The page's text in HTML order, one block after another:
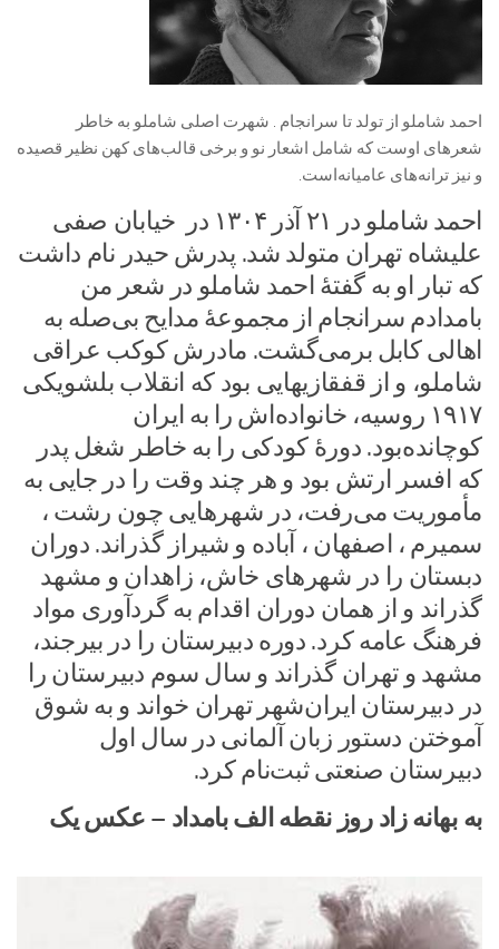
احمد شاملو از تولد تا سرانجام . شهرت اصلی شاملو به خاطر
شعرهای اوست که شامل اشعار نو و برخی قالب‌های کهن نظیر قصیده
و نیز ترانه‌های عامیانه‌است.
احمد شاملو در ۲۱ آذر ۱۳۰۴ در خیابان صفی
علیشاه تهران متولد شد. پدرش حیدر نام داشت
که تبار او به گفتهٔ احمد شاملو در شعر من
بامدادم سرانجام از مجموعهٔ مدایح بی‌صله به
اهالی کابل برمی‌گشت. مادرش کوکب عراقی
شاملو، و از قفقازیهایی بود که انقلاب بلشویکی
۱۹۱۷ روسیه، خانواده‌اش را به ایران
کوچانده‌بود. دورهٔ کودکی را به خاطر شغل پدر
که افسر ارتش بود و هر چند وقت را در جایی به
مأموریت می‌رفت، در شهرهایی چون رشت ،
سمیرم ، اصفهان ، آباده و شیراز گذراند. دوران
دبستان را در شهرهای خاش، زاهدان و مشهد
گذراند و از همان دوران اقدام به گردآوری مواد
فرهنگ عامه کرد. دوره دبیرستان را در بیرجند،
مشهد و تهران گذراند و سال سوم دبیرستان را
در دبیرستان ایران‌شهر تهران خواند و به شوق
آموختن دستور زبان آلمانی در سال اول
دبیرستان صنعتی ثبت‌نام کرد.
به بهانه زاد روز نقطه الف بامداد – عکس یک